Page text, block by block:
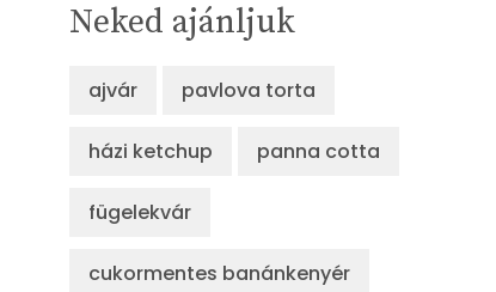
Neked ajánljuk
ajvár pavlova torta
házi ketchup panna cotta
fügelekvár
cukormentes banánkenyér